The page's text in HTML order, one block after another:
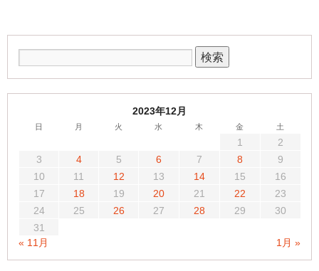
2023年12月
日 月 火 水 木 金 土
1
2
3
4 5 6 7 8
9
10
11 12 13 14 15
16
17
18 19 20 21 22
23
24
25 26 27 28 29
30
31
« 11月
1月 »